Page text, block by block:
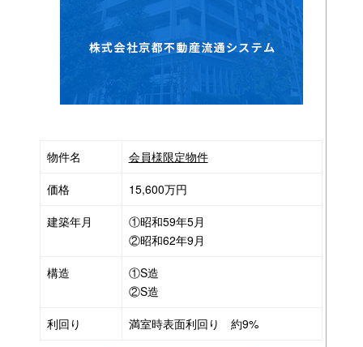
物件名
会員様限定物件
価格
15,600万円
建築年月
①昭和59年5月
②昭和62年9月
構造
①S造
②S造
利回り
満室時表面利回り 約9%